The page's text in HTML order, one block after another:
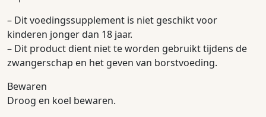
– Dit voedingssupplement is niet geschikt voor
kinderen jonger dan 18 jaar.
– Dit product dient niet te worden gebruikt tijdens de
zwangerschap en het geven van borstvoeding.
Bewaren
Droog en koel bewaren.